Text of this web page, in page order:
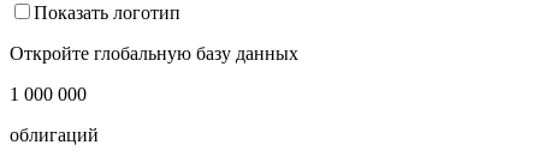
Показать логотип
Откройте глобальную базу данных
1 000 000
облигаций